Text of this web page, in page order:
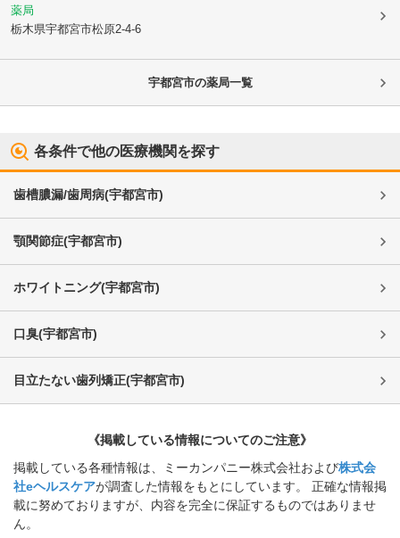
薬局
栃木県宇都宮市松原2-4-6
宇都宮市の薬局一覧
各条件で他の医療機関を探す
歯槽膿漏/歯周病(宇都宮市)
顎関節症(宇都宮市)
ホワイトニング(宇都宮市)
口臭(宇都宮市)
目立たない歯列矯正(宇都宮市)
《掲載している情報についてのご注意》
掲載している各種情報は、ミーカンパニー株式会社および株式会
社eヘルスケアが調査した情報をもとにしています。 正確な情報掲
載に努めておりますが、内容を完全に保証するものではありませ
ん。